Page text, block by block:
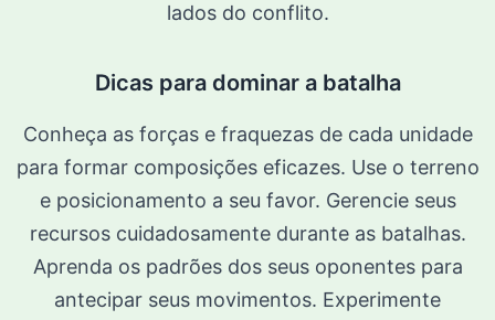
lados do conflito.
Dicas para dominar a batalha
Conheça as forças e fraquezas de cada unidade
para formar composições eficazes. Use o terreno
e posicionamento a seu favor. Gerencie seus
recursos cuidadosamente durante as batalhas.
Aprenda os padrões dos seus oponentes para
antecipar seus movimentos. Experimente